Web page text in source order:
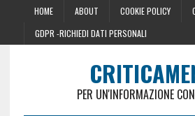
HOME ABOUT COOKIE POLICY
GDPR -RICHIEDI DATI PERSONALI
PER UN'INFORMAZIONE